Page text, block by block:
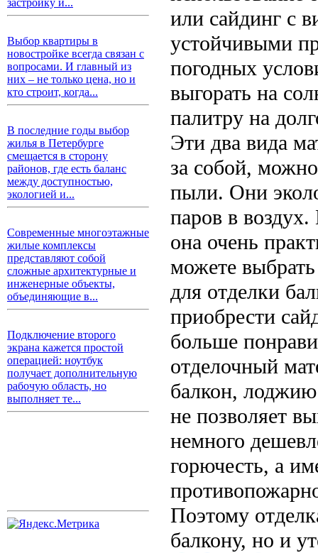
застройку и...
Выбор квартиры в
новостройке всегда связан с
вопросами. И главный из
них – не только цена, но и
кто строит, когда...
В последние годы выбор
жилья в Петербурге
смещается в сторону
районов, где есть баланс
между доступностью,
экологией и...
Современные многоэтажные
жилые комплексы
представляют собой
сложные архитектурные и
инженерные объекты,
объединяющие в...
Подключение второго
экрана кажется простой
операцией: ноутбук
получает дополнительную
рабочую область, но
выполняет те...
или сайдинг с
устойчивыми
погодных
выгорать на
палитру на
Эти два вида
за собой,
пыли. Они
паров в
она очень
можете
для отделки
приобрести
больше
отделочный
балкон,
не позволяет
немного
горючесть, а
Поэтому
балкону, но и